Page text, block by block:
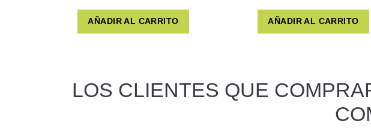
AÑADIR AL CARRITO AÑADIR AL CARRITO
LOS CLIENTES QUE